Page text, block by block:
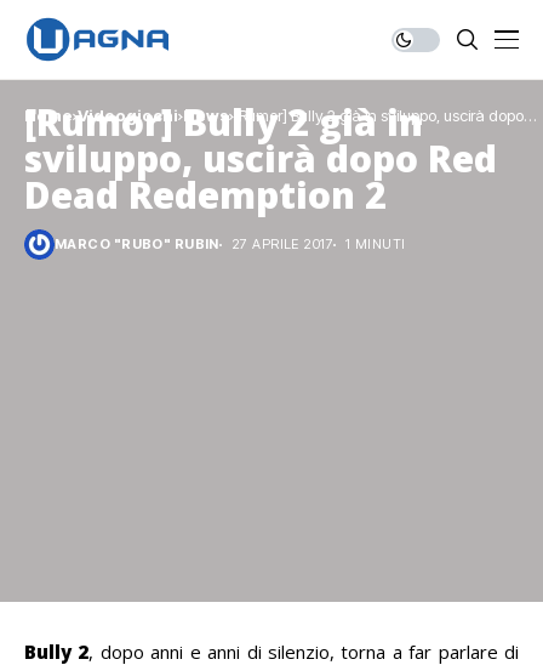
Home Videogiochi News
[Rumor] Bully 2 già in sviluppo, uscirà dopo
Red Dead Redemption 2
[Rumor] Bully 2 già in
sviluppo, uscirà dopo Red
Dead Redemption 2
MARCO "RUBO" RUBIN 27 APRILE 2017 1 MINUTI
Bully 2, dopo anni e anni di silenzio, torna a far parlare di